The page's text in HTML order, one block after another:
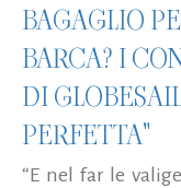
BAGAGLIO
BARCA? I
DI
PERFETTA"
“E nel far le